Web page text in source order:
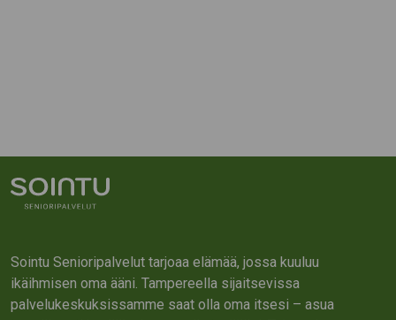
Sointu Senioripalvelut tarjoaa elämää, jossa kuuluu
ikäihmisen oma ääni. Tampereella sijaitsevissa
palvelukeskuksissamme saat olla oma itsesi – asua